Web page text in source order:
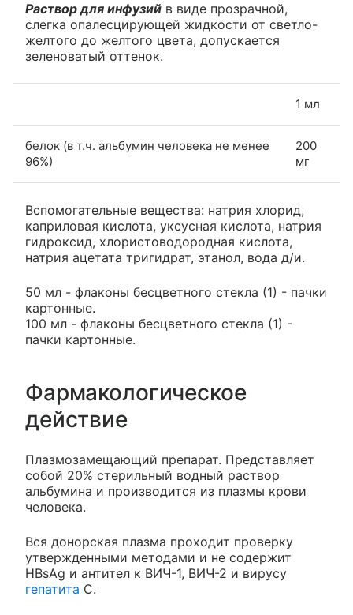
Раствор для инфузий в виде прозрачной,
слегка опалесцирующей жидкости от светло-
желтого до желтого цвета, допускается
зеленоватый оттенок.
1 мл
белок (в т.ч. альбумин человека не менее
96%)
200
мг
Вспомогательные вещества: натрия хлорид,
каприловая кислота, уксусная кислота, натрия
гидроксид, хлористоводородная кислота,
натрия ацетата тригидрат, этанол, вода д/и.
50 мл - флаконы бесцветного стекла (1) - пачки
картонные.
100 мл - флаконы бесцветного стекла (1) -
пачки картонные.
Фармакологическое
действие
Плазмозамещающий препарат. Представляет
собой 20% стерильный водный раствор
альбумина и производится из плазмы крови
человека.
Вся донорская плазма проходит проверку
утвержденными методами и не содержит
HBsAg и антител к ВИЧ-1, ВИЧ-2 и вирусу
гепатита С.